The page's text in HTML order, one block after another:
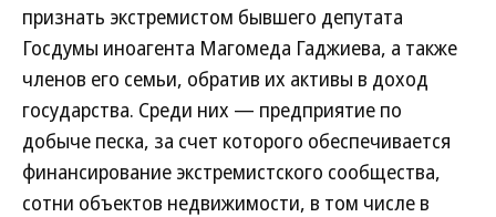
признать экстремистом бывшего депутата
Госдумы иноагента Магомеда Гаджиева, а также
членов его семьи, обратив их активы в доход
государства. Среди них — предприятие по
добыче песка, за счет которого обеспечивается
финансирование экстремистского сообщества,
сотни объектов недвижимости, в том числе в